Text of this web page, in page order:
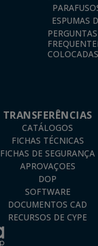
ESPUMAS
PERGUNTAS
COLOCADAS
TRANSFERÊNCIAS
CATÁLOGOS
FICHAS TÉCNICAS
FICHAS DE SEGURANÇA
APROVAÇOES
DOP
SOFTWARE
DOCUMENTOS CAD
RECURSOS DE CYPE